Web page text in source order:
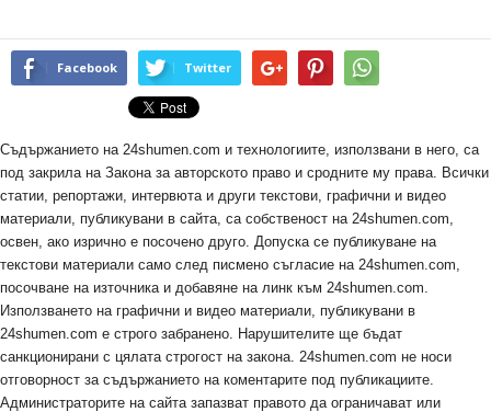
Facebook Twitter
Съдържанието на 24shumen.com и технологиите, използвани в него, са
под закрила на Закона за авторското право и сродните му права. Всички
статии, репортажи, интервюта и други текстови, графични и видео
материали, публикувани в сайта, са собственост на 24shumen.com,
освен, ако изрично е посочено друго. Допуска се публикуване на
текстови материали само след писмено съгласие на 24shumen.com,
посочване на източника и добавяне на линк към 24shumen.com.
Използването на графични и видео материали, публикувани в
24shumen.com е строго забранено. Нарушителите ще бъдат
санкционирани с цялата строгост на закона. 24shumen.com не носи
отговорност за съдържанието на коментарите под публикациите.
Администраторите на сайта запазват правото да ограничават или